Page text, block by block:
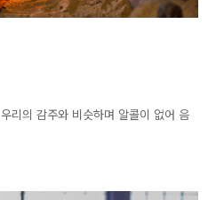
리의 감주와 비슷하며 알콜이 없어 음